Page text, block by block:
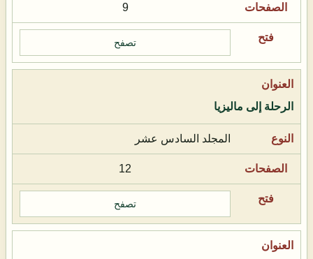
9
تصفح
الرحلة إلى ماليزيا
المجلد السادس عشر
12
تصفح